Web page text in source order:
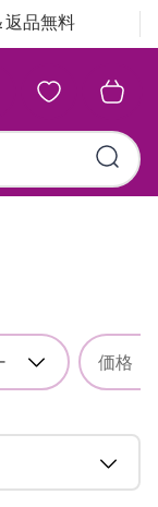
返品無料
価格